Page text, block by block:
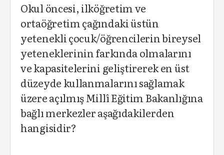
Okul öncesi, ilköğretim ve
ortaöğretim çağındaki üstün
yetenekli çocuk/öğrencilerin bireysel
yeteneklerinin farkında olmalarını
ve kapasitelerini geliştirerek en üst
düzeyde kullanmalarını sağlamak
üzere açılmış Millî Eğitim Bakanlığına
bağlı merkezler aşağıdakilerden
hangisidir?